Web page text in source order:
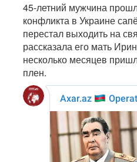
45-летний мужчина
конфликта в Украине
перестал выходить на
рассказала его мать
несколько месяцев
плен.